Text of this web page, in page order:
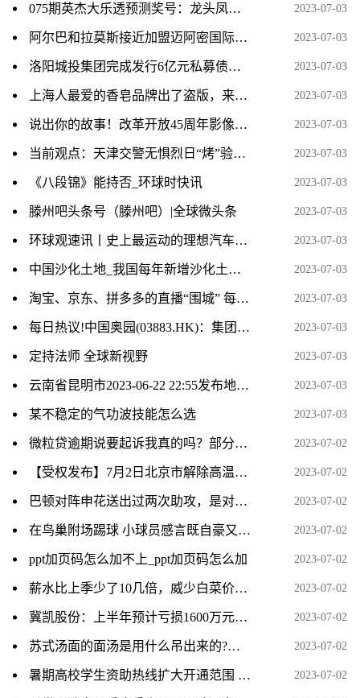
075期英杰大乐透预测奖号：龙头凤尾推荐_环球快消息 2023-07-03
阿尔巴和拉莫斯接近加盟迈阿密国际联手梅西 2023-07-03
洛阳城投集团完成发行6亿元私募债，票面利率3.93％-今头条 2023-07-03
上海人最爱的香皂品牌出了盗版，来头还不小？ 世界微动态 2023-07-03
说出你的故事！改革开放45周年影像作品征集活动火热开启！ 当前动态 2023-07-03
当前观点：天津交警无惧烈日“烤”验值守一线 夏日最美“警”色 守护出行平安 2023-07-03
《八段锦》能持否_环球时快讯 2023-07-03
滕州吧头条号（滕州吧）|全球微头条 2023-07-03
环球观速讯丨史上最运动的理想汽车来了：Pro、Max车型将推更运动悬架模式 2023-07-03
中国沙化土地_我国每年新增沙化土地面积约多少平方公里 2023-07-03
淘宝、京东、拼多多的直播“围城” 每日报道 2023-07-03
每日热议!中国奥园(03883.HK)：集团的逾九成房地产项目按计划及进度进行 2023-07-03
定持法师 全球新视野 2023-07-03
云南省昆明市2023-06-22 22:55发布地质灾害橙色预警 2023-07-03
某不稳定的气功波技能怎么选 2023-07-03
微粒贷逾期说要起诉我真的吗？部分还款有效果吗？_焦点播报 2023-07-02
【受权发布】7月2日北京市解除高温黄色预警信号-世界今日报 2023-07-02
巴顿对阵申花送出过两次助攻，是对阵单一对手并列最多的_资讯 2023-07-02
在鸟巢附场踢球 小球员感言既自豪又兴奋 2023-07-02
ppt加页码怎么加不上_ppt加页码怎么加 2023-07-02
薪水比上季少了10几倍，威少白菜价留快船冲冠，也给自己留了一手_当前快讯 2023-07-02
冀凯股份：上半年预计亏损1600万元–2100万元|世界微速讯 2023-07-02
苏式汤面的面汤是用什么吊出来的?要加香料吗? 2023-07-02
暑期高校学生资助热线扩大开通范围 为学生和家长答疑解惑 2023-07-02